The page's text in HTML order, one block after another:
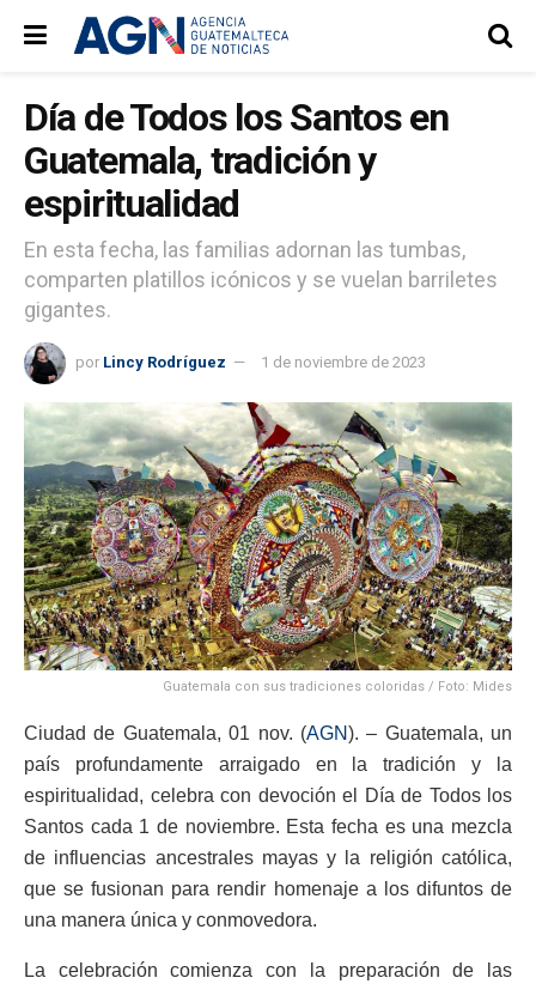
Día de Todos los Santos en
Guatemala, tradición y
espiritualidad
En esta fecha, las familias adornan las tumbas,
comparten platillos icónicos y se vuelan barriletes
gigantes.
por Lincy Rodríguez 1 de noviembre de 2023
Guatemala con sus tradiciones coloridas / Foto: Mides
Ciudad de Guatemala, 01 nov. (AGN). – Guatemala, un
país profundamente arraigado en la tradición y la
espiritualidad, celebra con devoción el Día de Todos los
Santos cada 1 de noviembre. Esta fecha es una mezcla
de influencias ancestrales mayas y la religión católica,
que se fusionan para rendir homenaje a los difuntos de
una manera única y conmovedora.
La celebración comienza con la preparación de las